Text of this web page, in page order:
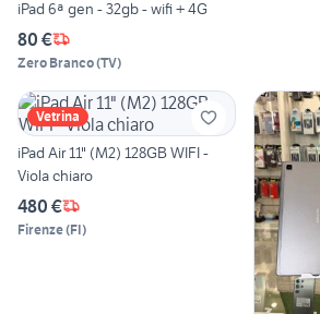
iPad 6ª gen - 32gb - wifi + 4G
80 €
Zero Branco(TV)
Vetrina
iPad Air 11" (M2) 128GB WIFI -
Viola chiaro
480 €
Firenze(FI)